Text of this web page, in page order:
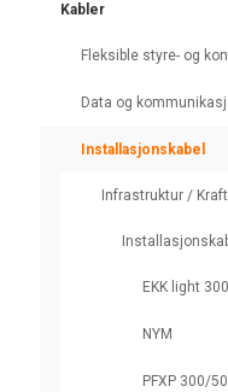
Kabler
Fleksible styre- og
Data og
Installasjonskabel
Infrastruktur /
EKK light
NYM
PFXP 300/